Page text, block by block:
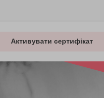
Активувати сертифікат